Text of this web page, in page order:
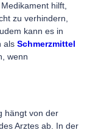
hilft,
zu verhindern,
kann es in
als Schmerzmittel
wenn
hängt von der
Arztes ab. In der